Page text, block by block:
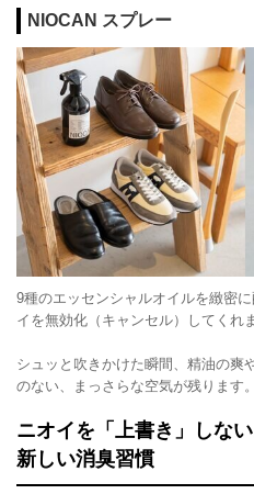
NIOCAN スプレー
9種のエッセンシャルオイルを緻密
イを無効化（キャンセル）してくれ
シュッと吹きかけた瞬間、精油の爽
のない、まっさらな空気が残ります。
ニオイを「上書き」しな
新しい消臭習慣